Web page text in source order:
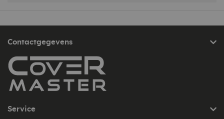
garanderen.
Alleen geschikt voor Amerikaans EPDM
Contactgegevens
Service